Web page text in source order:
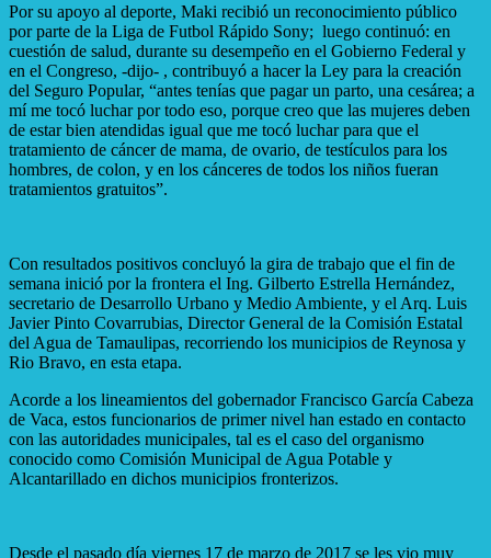
Por su apoyo al deporte, Maki recibió un reconocimiento público
por parte de la Liga de Futbol Rápido Sony; luego continuó: en
cuestión de salud, durante su desempeño en el Gobierno Federal y
en el Congreso, -dijo- , contribuyó a hacer la Ley para la creación
del Seguro Popular, “antes tenías que pagar un parto, una cesárea; a
mí me tocó luchar por todo eso, porque creo que las mujeres deben
de estar bien atendidas igual que me tocó luchar para que el
tratamiento de cáncer de mama, de ovario, de testículos para los
hombres, de colon, y en los cánceres de todos los niños fueran
tratamientos gratuitos”.
Con resultados positivos concluyó la gira de trabajo que el fin de
semana inició por la frontera el Ing. Gilberto Estrella Hernández,
secretario de Desarrollo Urbano y Medio Ambiente, y el Arq. Luis
Javier Pinto Covarrubias, Director General de la Comisión Estatal
del Agua de Tamaulipas, recorriendo los municipios de Reynosa y
Rio Bravo, en esta etapa.
Acorde a los lineamientos del gobernador Francisco García Cabeza
de Vaca, estos funcionarios de primer nivel han estado en contacto
con las autoridades municipales, tal es el caso del organismo
conocido como Comisión Municipal de Agua Potable y
Alcantarillado en dichos municipios fronterizos.
Desde el pasado día viernes 17 de marzo de 2017 se les vio muy